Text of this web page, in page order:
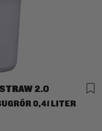
2.0
0,41 LITER